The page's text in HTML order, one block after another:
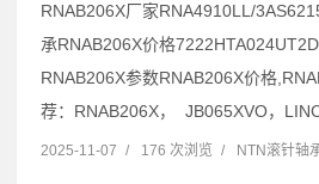
RNAB206X厂家RNA4910LL/
承RNAB206X价格
RNAB206X参数RNAB206X价格
荐：RNAB206X， JB065XVO，
2025-11-07 / 176 次浏览 / NTN滚针轴